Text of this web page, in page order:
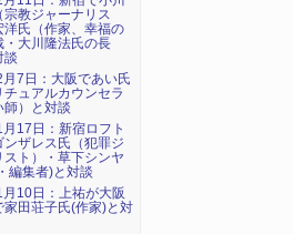
宗教ジャーナリス
洋氏（作家、幸福の
・大川隆法氏の長
談
7日：大阪であい氏
チュアルカウンセラ
師）と対談
17日：新宿ロフト
ンザレス氏（犯罪ジ
スト）・草下シンヤ
編集者)と対談
10日：上祐が大阪
家田荘子氏(作家)と対